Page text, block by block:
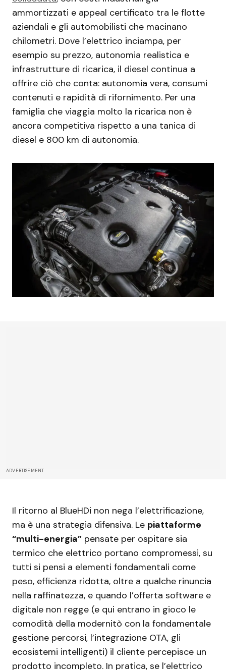
ammortizzati e appeal certificato tra le flotte
aziendali e gli automobilisti che macinano
chilometri. Dove l’elettrico inciampa, per
esempio su prezzo, autonomia realistica e
infrastrutture di ricarica, il diesel continua a
offrire ciò che conta: autonomia vera, consumi
contenuti e rapidità di rifornimento. Per una
famiglia che viaggia molto la ricarica non è
ancora competitiva rispetto a una tanica di
diesel e 800 km di autonomia.
ADVERTISEMENT
Il ritorno al BlueHDi non nega l’elettrificazione,
ma è una strategia difensiva. Le piattaforme
“multi-energia” pensate per ospitare sia
termico che elettrico portano compromessi, su
tutti si pensi a elementi fondamentali come
peso, efficienza ridotta, oltre a qualche rinuncia
nella raffinatezza, e quando l’offerta software e
digitale non regge (e qui entrano in gioco le
comodità della modernitò con la fondamentale
gestione percorsi, l’integrazione OTA, gli
ecosistemi intelligenti) il cliente percepisce un
prodotto incompleto. In pratica, se l’elettrico